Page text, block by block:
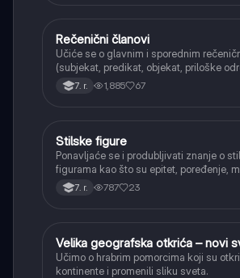
Srpski jezik
Rečenični članovi
Učiće se o glavnim i sporednim
(subjekat, predikat, objekat, priloške
apozicija) i njihovoj funkciji.
7. r. 1,885 67
Srpski jezik
Stilske figure
Ponavljaće se i produbljivati znanje o
figurama kao što su epitet, poređenje,
personifikacija, hiperbola, onomatopeja,
asonanca, razumevajući njihovu ulogu u
7. r. 787 23
Istorija
Velika geografska otkrića – novi
Učimo o hrabrim pomorcima koji su
kontinente i promenili sliku sveta.